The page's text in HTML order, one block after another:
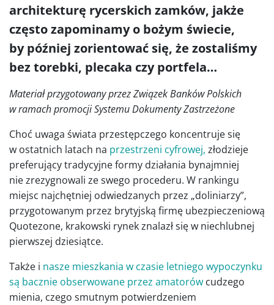
architekturę rycerskich zamków, jakże
często zapominamy o bożym świecie,
by później zorientować się, że zostaliśmy
bez torebki, plecaka czy portfela…
Materiał przygotowany przez Związek Banków Polskich
w ramach promocji Systemu Dokumenty Zastrzeżone
Choć uwaga świata przestępczego koncentruje się
w ostatnich latach na przestrzeni cyfrowej, złodzieje
preferujący tradycyjne formy działania bynajmniej
nie zrezygnowali ze swego procederu. W rankingu
miejsc najchętniej odwiedzanych przez „doliniarzy”,
przygotowanym przez brytyjską firmę ubezpieczeniową
Quotezone, krakowski rynek znalazł się w niechlubnej
pierwszej dziesiątce.
Także i nasze mieszkania w czasie letniego wypoczynku
są bacznie obserwowane przez amatorów cudzego
mienia, czego smutnym potwierdzeniem